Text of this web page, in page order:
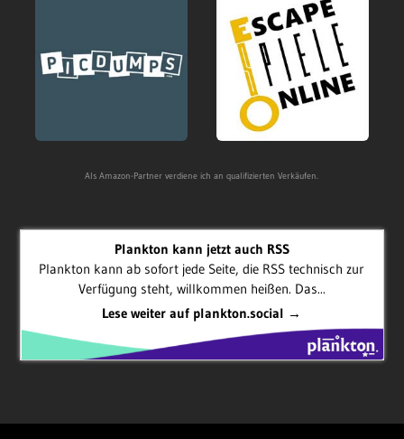
Als Amazon-Partner verdiene ich an qualifizierten Verkäufen.
Plankton kann jetzt auch RSS
Plankton kann ab sofort jede Seite, die RSS technisch zur
Verfügung steht, willkommen heißen. Das...
Lese weiter auf plankton.social →